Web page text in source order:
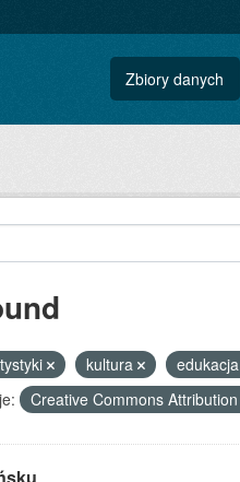
Zbiory danych
kultura edukacja
Creative Commons Attribution